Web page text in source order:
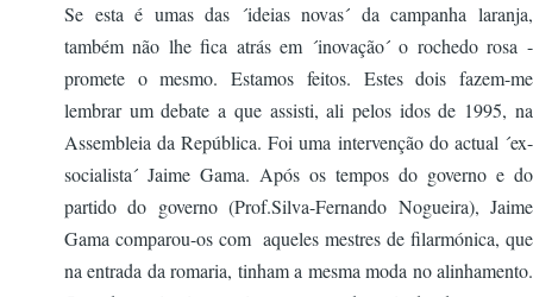
Se esta é umas das ´ideias novas´ da campanha laranja,
também não lhe fica atrás em ´inovação´ o rochedo rosa -
promete o mesmo. Estamos feitos. Estes dois fazem-me
lembrar um debate a que assisti, ali pelos idos de 1995, na
Assembleia da República. Foi uma intervenção do actual ´ex-
socialista´ Jaime Gama. Após os tempos do governo e do
partido do governo (Prof.Silva-Fernando Nogueira), Jaime
Gama comparou-os com aqueles mestres de filarmónica, que
na entrada da romaria, tinham a mesma moda no alinhamento.